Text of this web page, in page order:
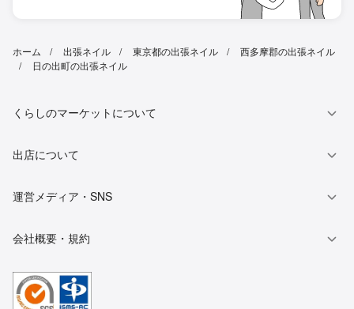
ホーム 出張ネイル 東京都の出張ネイル
西多摩郡の出張ネイル
日の出町の出張ネイル
くらしのマーケットについて
出店について
運営メディア・SNS
会社概要・規約